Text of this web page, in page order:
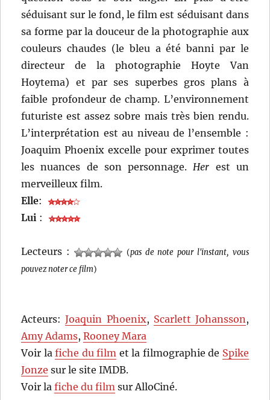
séduisant sur le fond, le film est séduisant dans
sa forme par la douceur de la photographie aux
couleurs chaudes (le bleu a été banni par le
directeur de la photographie Hoyte Van
Hoytema) et par ses superbes gros plans à
faible profondeur de champ. L’environnement
futuriste est assez sobre mais très bien rendu.
L’interprétation est au niveau de l’ensemble :
Joaquim Phoenix excelle pour exprimer toutes
les nuances de son personnage.Her est un
merveilleux film.
Elle:
Lui :
Lecteurs : (pas de note pour l'instant, vous
pouvez noter ce film)
Acteurs:Joaquin Phoenix, Scarlett Johansson,
Amy Adams,Rooney Mara
Voir lafiche du film et la filmographie de Spike
Jonze sur le site IMDB.
Voir lafiche du film sur AlloCiné.